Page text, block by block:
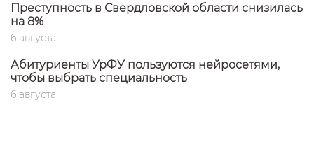
Преступность в Свердловской области снизилась
на 8%
6 августа
Абитуриенты УрФУ пользуются нейросетями,
чтобы выбрать специальность
6 августа